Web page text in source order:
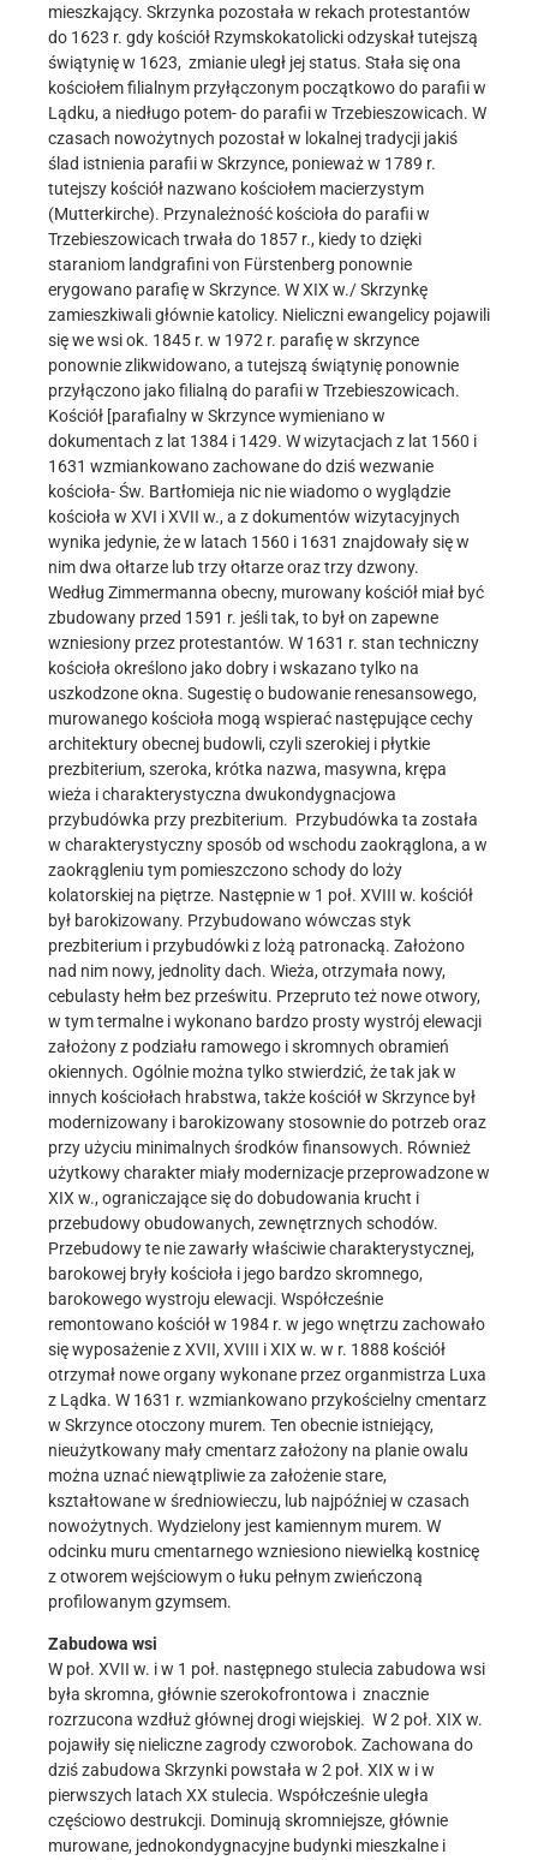
mieszkający. Skrzynka pozostała w rekach protestantów
do 1623 r. gdy kościół Rzymskokatolicki odzyskał tutejszą
świątynię w 1623, zmianie uległ jej status. Stała się ona
kościołem filialnym przyłączonym początkowo do parafii w
Lądku, a niedługo potem- do parafii w Trzebieszowicach. W
czasach nowożytnych pozostał w lokalnej tradycji jakiś
ślad istnienia parafii w Skrzynce, ponieważ w 1789 r.
tutejszy kościół nazwano kościołem macierzystym
(Mutterkirche). Przynależność kościoła do parafii w
Trzebieszowicach trwała do 1857 r., kiedy to dzięki
staraniom landgrafini von Fürstenberg ponownie
erygowano parafię w Skrzynce. W XIX w./ Skrzynkę
zamieszkiwali głównie katolicy. Nieliczni ewangelicy pojawili
się we wsi ok. 1845 r. w 1972 r. parafię w skrzynce
ponownie zlikwidowano, a tutejszą świątynię ponownie
przyłączono jako filialną do parafii w Trzebieszowicach.
Kościół [parafialny w Skrzynce wymieniano w
dokumentach z lat 1384 i 1429. W wizytacjach z lat 1560 i
1631 wzmiankowano zachowane do dziś wezwanie
kościoła- Św. Bartłomieja nic nie wiadomo o wyglądzie
kościoła w XVI i XVII w., a z dokumentów wizytacyjnych
wynika jedynie, że w latach 1560 i 1631 znajdowały się w
nim dwa ołtarze lub trzy ołtarze oraz trzy dzwony.
Według Zimmermanna obecny, murowany kościół miał być
zbudowany przed 1591 r. jeśli tak, to był on zapewne
wzniesiony przez protestantów. W 1631 r. stan techniczny
kościoła określono jako dobry i wskazano tylko na
uszkodzone okna. Sugestię o budowanie renesansowego,
murowanego kościoła mogą wspierać następujące cechy
architektury obecnej budowli, czyli szerokiej i płytkie
prezbiterium, szeroka, krótka nazwa, masywna, krępa
wieża i charakterystyczna dwukondygnacjowa
przybudówka przy prezbiterium. Przybudówka ta została
w charakterystyczny sposób od wschodu zaokrąglona, a w
zaokrągleniu tym pomieszczono schody do loży
kolatorskiej na piętrze. Następnie w 1 poł. XVIII w. kościół
był barokizowany. Przybudowano wówczas styk
prezbiterium i przybudówki z lożą patronacką. Założono
nad nim nowy, jednolity dach. Wieża, otrzymała nowy,
cebulasty hełm bez prześwitu. Przepruto też nowe otwory,
w tym termalne i wykonano bardzo prosty wystrój elewacji
założony z podziału ramowego i skromnych obramień
okiennych. Ogólnie można tylko stwierdzić, że tak jak w
innych kościołach hrabstwa, także kościół w Skrzynce był
modernizowany i barokizowany stosownie do potrzeb oraz
przy użyciu minimalnych środków finansowych. Również
użytkowy charakter miały modernizacje przeprowadzone w
XIX w., ograniczające się do dobudowania krucht i
przebudowy obudowanych, zewnętrznych schodów.
Przebudowy te nie zawarły właściwie charakterystycznej,
barokowej bryły kościoła i jego bardzo skromnego,
barokowego wystroju elewacji. Współcześnie
remontowano kościół w 1984 r. w jego wnętrzu zachowało
się wyposażenie z XVII, XVIII i XIX w. w r. 1888 kościół
otrzymał nowe organy wykonane przez organmistrza Luxa
z Lądka. W 1631 r. wzmiankowano przykościelny cmentarz
w Skrzynce otoczony murem. Ten obecnie istniejący,
nieużytkowany mały cmentarz założony na planie owalu
można uznać niewątpliwie za założenie stare,
kształtowane w średniowieczu, lub najpóźniej w czasach
nowożytnych. Wydzielony jest kamiennym murem. W
odcinku muru cmentarnego wzniesiono niewielką kostnicę
z otworem wejściowym o łuku pełnym zwieńczoną
profilowanym gzymsem.
Zabudowa wsi
W poł. XVII w. i w 1 poł. następnego stulecia zabudowa wsi
była skromna, głównie szerokofrontowa i znacznie
rozrzucona wzdłuż głównej drogi wiejskiej. W 2 poł. XIX w.
pojawiły się nieliczne zagrody czworobok. Zachowana do
dziś zabudowa Skrzynki powstała w 2 poł. XIX w i w
pierwszych latach XX stulecia. Współcześnie uległa
częściowo destrukcji. Dominują skromniejsze, głównie
murowane, jednokondygnacyjne budynki mieszkalne i